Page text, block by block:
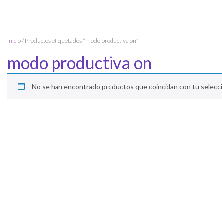
Inicio/ Productos etiquetados “modo productiva on”
modo productiva on
No se han encontrado productos que coincidan con tu